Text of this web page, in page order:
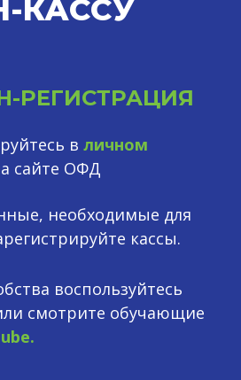
КАССУ
РЕГИСТРАЦИЯ
в личном
сайте ОФД
необходимые для
кассы.
воспользуйтесь
смотрите обучающие